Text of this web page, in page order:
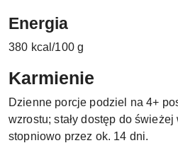
Energia
380 kcal/100 g
Karmienie
Dzienne porcje podziel na 4+
wzrostu; stały dostęp do
stopniowo przez ok. 14 dni.